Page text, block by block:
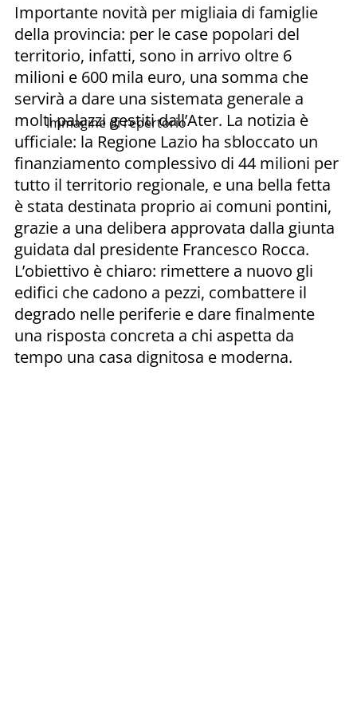
Immagine di repertorio
Importante novità per migliaia di famiglie
della provincia: per le case popolari del
territorio, infatti, sono in arrivo oltre 6
milioni e 600 mila euro, una somma che
servirà a dare una sistemata generale a
molti palazzi gestiti dall’Ater. La notizia è
ufficiale: la Regione Lazio ha sbloccato un
finanziamento complessivo di 44 milioni per
tutto il territorio regionale, e una bella fetta
è stata destinata proprio ai comuni pontini,
grazie a una delibera approvata dalla giunta
guidata dal presidente Francesco Rocca.
L’obiettivo è chiaro: rimettere a nuovo gli
edifici che cadono a pezzi, combattere il
degrado nelle periferie e dare finalmente
una risposta concreta a chi aspetta da
tempo una casa dignitosa e moderna.